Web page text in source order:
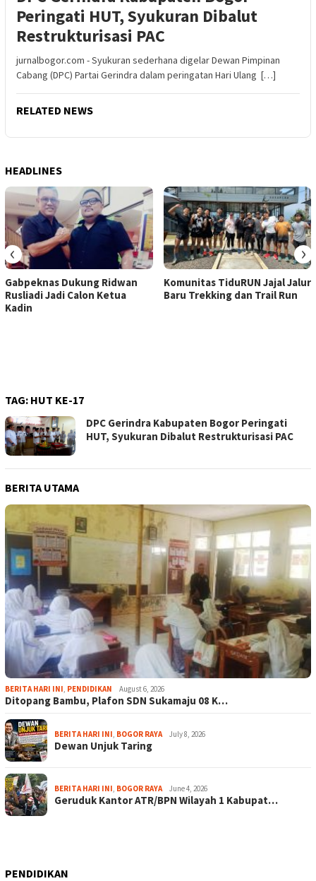
Peringati HUT, Syukuran Dibalut
Restrukturisasi PAC
jurnalbogor.com - Syukuran sederhana digelar Dewan Pimpinan
Cabang (DPC) Partai Gerindra dalam peringatan Hari Ulang […]
RELATED NEWS
HEADLINES
Gabpeknas Dukung Ridwan
Rusliadi Jadi Calon Ketua
Kadin
Komunitas TiduRUN Jajal Jalur
Baru Trekking dan Trail Run
‹ ›
TAG: HUT KE-17
DPC Gerindra Kabupaten Bogor Peringati
HUT, Syukuran Dibalut Restrukturisasi PAC
BERITA UTAMA
BERITA HARI INI, PENDIDIKAN August 6, 2026
Ditopang Bambu, Plafon SDN Sukamaju 08 K…
BERITA HARI INI, BOGOR RAYA July 8, 2026
Dewan Unjuk Taring
BERITA HARI INI, BOGOR RAYA June 4, 2026
Geruduk Kantor ATR/BPN Wilayah 1 Kabupat…
PENDIDIKAN